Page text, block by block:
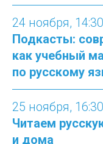
24 ноября, 14:30
Подкасты:
как учебный
по русскому
25 ноября, 16:30
Читаем
и дома